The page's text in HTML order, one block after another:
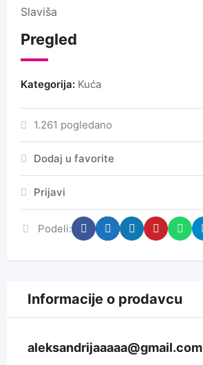
Slaviša
Pregled
Kategorija: Kuća
1.261 pogledano
Dodaj u favorite
Prijavi
Podeli:
Informacije o prodavcu
aleksandrijaaaaa@gmail.com